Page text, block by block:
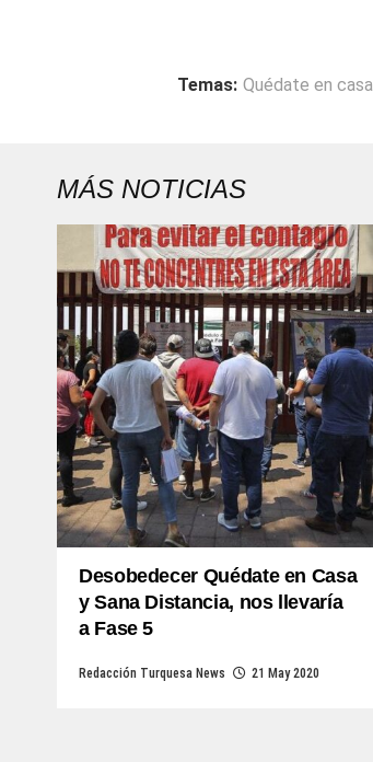
Temas: Quédate en casa
MÁS NOTICIAS
Desobedecer Quédate en Casa
y Sana Distancia, nos llevaría
a Fase 5
Redacción Turquesa News 21 May 2020